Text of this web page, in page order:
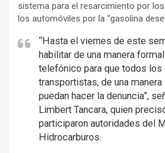
sistema para el resarcimiento por
los automóviles por la “gasolina
“Hasta el viernes de este
habilitar de una manera
telefónico para que todos los
transportistas, de una
puedan hacer la denuncia”,
Limbert Tancara, quien
participaron autoridades del
Hidrocarburos.